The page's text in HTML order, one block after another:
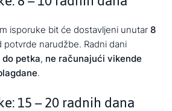
isporuke bit će dostavljeni unutar 8
potvrde narudžbe. Radni dani
petka, ne računajući vikende
.
15 – 20 radnih dana